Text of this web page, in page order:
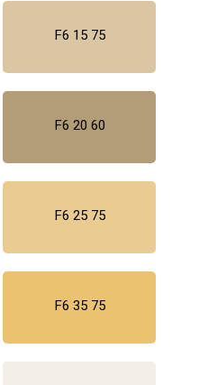
F6 15 75
F6 20 60
F6 25 75
F6 35 75